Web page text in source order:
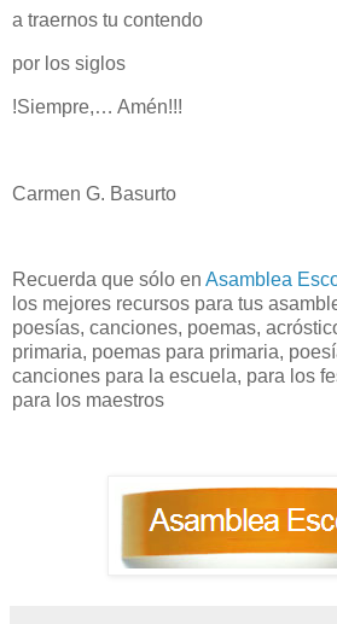
a traernos tu contendo
por los siglos
!Siempre,… Amén!!!
Carmen G. Basurto
Recuerda que sólo en Asamblea
los mejores recursos para tus
poesías, canciones, poemas,
primaria, poemas para primaria,
canciones para la escuela, para los
para los maestros